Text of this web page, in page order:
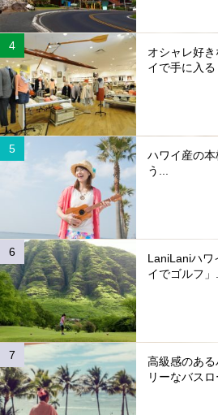
オシャレ好
イで手に入
ハワイ産の
う...
LaniLaniハワ
イでゴルフ」
高級感のあ
リーなバス